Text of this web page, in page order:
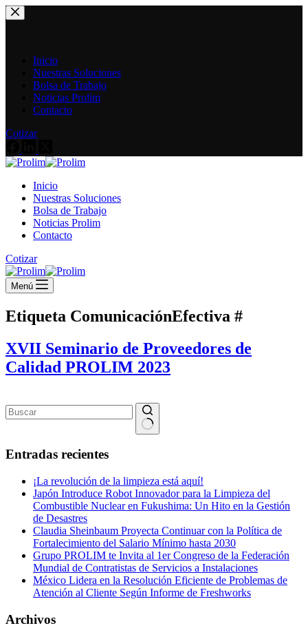
Saltar
al
Inicio
Nuestras Soluciones
Bolsa de Trabajo
Noticias Prolim
Contacto
Cotizar
Inicio
Nuestras Soluciones
Bolsa de Trabajo
Noticias Prolim
Contacto
Cotizar
Menú
Etiqueta ComunicaciónEfectiva #
XVII Seminario de Proveedores de
Calidad PROLIM 2023
resultados
Entradas recientes
¡La revolución de la limpieza está aquí!
Japón Introduce Robot Innovador para la Limpieza del
Combustible Nuclear en Fukushima: Un Hito en la Gestión
de Desastres
Claudia Sheinbaum Proyecta Continuar con la Política de
Fortalecimiento del Salario Mínimo hasta 2030
Grupo PROLIM te Invita al 1er Congreso de la Federación
Mundial de Contratistas de Servicios a Instalaciones
México Lidera en la Resolución Eficiente de Problemas de
Atención al Cliente Según Informe de Freshworks
Archivos